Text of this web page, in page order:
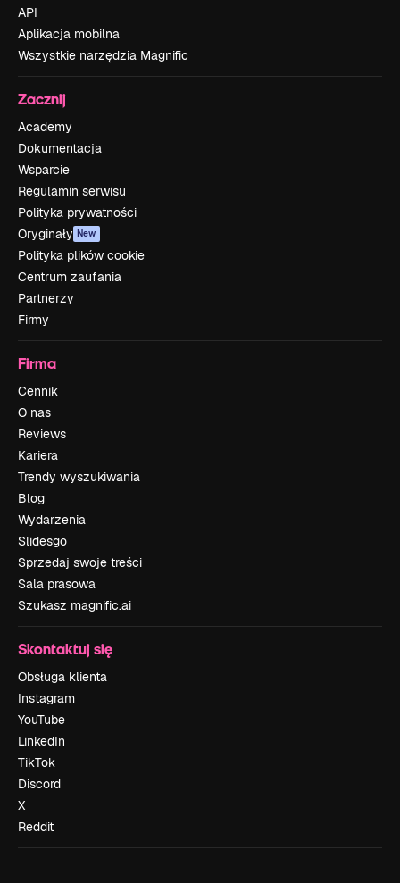
API
Aplikacja mobilna
Wszystkie narzędzia Magnific
Zacznij
Academy
Dokumentacja
Wsparcie
Regulamin serwisu
Polityka prywatności
Oryginały New
Polityka plików cookie
Centrum zaufania
Partnerzy
Firmy
Firma
Cennik
O nas
Reviews
Kariera
Trendy wyszukiwania
Blog
Wydarzenia
Slidesgo
Sprzedaj swoje treści
Sala prasowa
Szukasz magnific.ai
Skontaktuj się
Obsługa klienta
Instagram
YouTube
LinkedIn
TikTok
Discord
X
Reddit